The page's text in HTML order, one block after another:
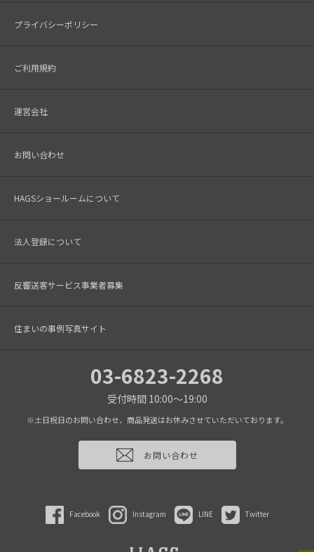
プライバシーポリシー
ご利用規約
運営会社
お問い合わせ
HAGSショールームについて
法人登録について
反響送客サービス事業者募集
住まいの事例写真サイト
03-6823-2268
受付時間 10:00～19:00
※土日祝日のお問い合わせ、商品発送はお休みさせていただいております。
お問い合わせ
Facebook Instagram LINE Twitter